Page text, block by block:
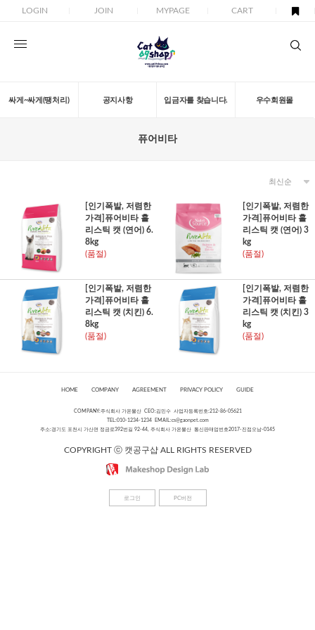
LOGIN JOIN MYPAGE CART
싸게~싸게(땡처리) 공지사항 입금자를 찾습니다. 우수회원몰
퓨어비타
[인기폭발, 저렴한
가격]퓨어비타 홀
리스틱 캣 (연어) 6.
8kg
(품절)
[인기폭발, 저렴한
가격]퓨어비타 홀
리스틱 캣 (연어) 3
kg
(품절)
[인기폭발, 저렴한
가격]퓨어비타 홀
리스틱 캣 (치킨) 6.
8kg
(품절)
[인기폭발, 저렴한
가격]퓨어비타 홀
리스틱 캣 (치킨) 3
kg
(품절)
HOME COMPANY AGREEMENT PRIVACY POLICY GUIDE
COMPANY:주식회사 가온물산 CEO:김민수 사업자등록번호:212-86-05621
TEL:010-1234-1234 EMAIL:cs@gaonpet.com
주소:경기도 포천시 가산면 정금로392번길 92-44, 주식회사 가온물산 통신판매업번호2017-진접오남-0145
COPYRIGHT ⓒ 캣공구샵 ALL RIGHTS RESERVED
로그인 PC버전